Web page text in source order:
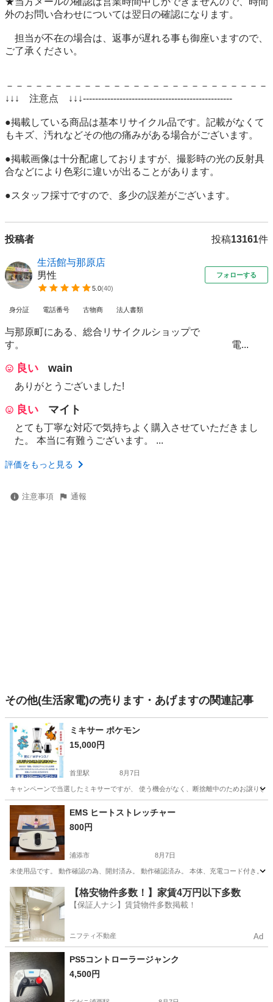
外のお問い合わせについては翌日の確認になります。
担当が不在の場合は、返事が遅れる事も御座いますので、
ご了承ください。
－－－－－－－－－－－－－－－－－－－－－－－－－－－
↓↓↓　注意点　↓↓↓-------------------------------------------------
●掲載している商品は基本リサイクル品です。記載がなくて
もキズ、汚れなどその他の痛みがある場合がございます。
●掲載画像は十分配慮しておりますが、撮影時の光の反射具
合などにより色彩に違いが出ることがあります。
●スタッフ採寸ですので、多少の誤差がございます。
投稿者 投稿13161件
生活館与那原店
男性
5.0(40)
フォローする
身分証 電話番号 古物商 法人書類
与那原町にある、総合リサイクルショップで
す。 電...
良い wain
ありがとうございました!
良い マイト
とても丁寧な対応で気持ちよく購入させていただきまし
た。 本当に有難うございます。 ...
評価をもっと見る
注意事項 通報
その他(生活家電)の売ります・あげますの関連記事
ミキサー ポケモン
15,000円
首里駅 8月7日
キャンペーンで当選したミキサーですが、 使う機会がなく、断捨離中のためお譲り
沖縄 島尻郡 首里駅 キッチン家電
EMS ヒートストレッチャー
800円
浦添市 8月7日
未使用品です。 動作確認の為、開封済み。 動作確認済み。 本体、充電コード付き。
沖縄 浦添市 美容家電 コード
【格安物件多数！】家賃4万円以下多数
【保証人ナシ】賃貸物件多数掲載！
ニフティ不動産 Ad
PS5コントローラージャンク
4,500円